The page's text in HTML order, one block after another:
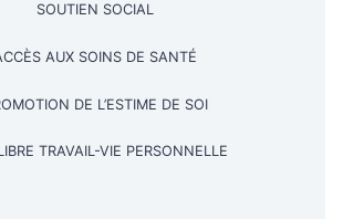
SOUTIEN SOCIAL
AUX SOINS DE SANTÉ
DE L’ESTIME DE SOI
TRAVAIL-VIE PERSONNELLE